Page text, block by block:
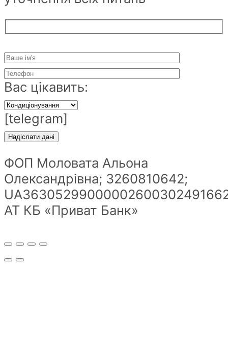
Вас цікавить:
[telegram]
ФОП Моловата Альона
Олександрівна; 3260810642;
АТ КБ «Приват Банк»